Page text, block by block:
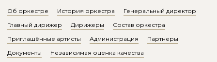
Об оркестре История оркестра
Генеральный директор
Главный дирижер
Дирижеры
Состав оркестра
Приглашённые артисты
Администрация
Партнеры
Документы
Независимая оценка качества